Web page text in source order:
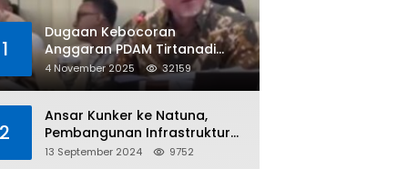
1
Dugaan Kebocoran
Anggaran PDAM Tirtanadi
Rp450 Miliar Per Tahun Tuai
Kritikan
4 November 2025 32159
2
Ansar Kunker ke Natuna,
Pembangunan Infrastruktur
dan Bantuan Sosial
13 September 2024 9752